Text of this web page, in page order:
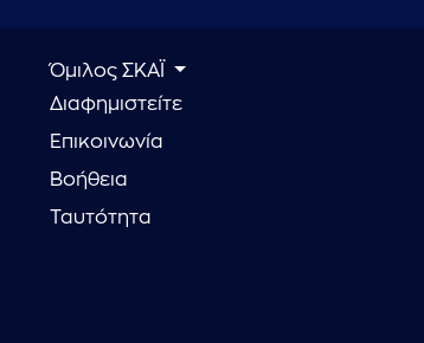
Όμιλος ΣΚΑΪ
Διαφημιστείτε
Επικοινωνία
Βοήθεια
Ταυτότητα